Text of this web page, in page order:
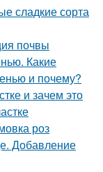
сладкие сорта
почвы
Какие
и почему?
и зачем это
роз
Добавление